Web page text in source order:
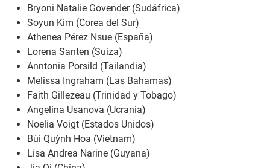
Bryoni Natalie Govender (Sudáfrica)
Soyun Kim (Corea del Sur)
Athenea Pérez Nsue (España)
Lorena Santen (Suiza)
Anntonia Porsild (Tailandia)
Melissa Ingraham (Las Bahamas)
Faith Gillezeau (Trinidad y Tobago)
Angelina Usanova (Ucrania)
Noelia Voigt (Estados Unidos)
Bùi Quỳnh Hoa (Vietnam)
Lisa Andrea Narine (Guyana)